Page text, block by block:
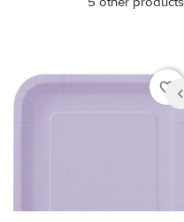
favorite_border